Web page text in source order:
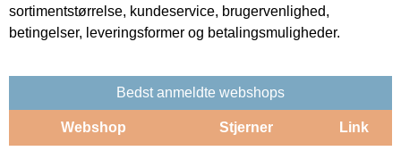
sortimentstørrelse, kundeservice, brugervenlighed,
betingelser, leveringsformer og betalingsmuligheder.
Bedst anmeldte webshops
Webshop Stjerner Link